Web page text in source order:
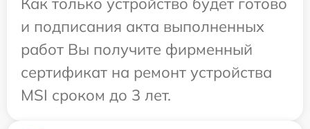
и подписания акта выполненных
работ Вы получите фирменный
сертификат на ремонт устройства
MSI сроком до 3 лет.